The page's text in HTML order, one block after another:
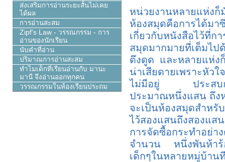
หน่วยงานหลายแห่ง
ห้องสมุดคือการได้มา
เกี่ยวกับหนังสือไว้ที่ก
สมุดมากมายที่เต็มไ
ดึงดูด และหลายแห่ง
น่าเสียดายเพราะหั
ไม่มีอยู่ ประสบกา
ประมาณหนึ่งแสน ถึง
จะเป็นห้องสมุดสำห
ไว้สองแสนถึงสองแ
การจัดซื้อกระทำอย่
จำนวน หนึ่งพันห้าร้
เด็กๆในหลายหมู่บ้าน
ส่งเสริมการอ่านระยะสั้นไม่เคย
ได้ผล
การอ่านสะสม
Zipf’s Law - วรรณกรรม - การ
อ่านของนักเรียน
นับคำที่อ่าน
ปริมาณการอ่านสะสม
ทำไมเด็กที่เรียนอ่านกับ มานะ
มานี จึงอ่านออกทุกคน
วรรณกรรมในห้องเรียนประถม